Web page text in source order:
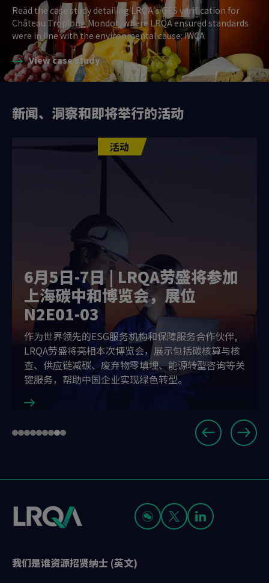
Read the case study detailing LRQA's GES verification for
Château Troplong Mondot, where LRQA ensured standards
were in line with the environmental cause: IWCA
View case study
新闻、洞察和即将举行的活动
6月5日-7日 | LRQA劳盛将参加
上海碳中和博览会，展位
N2E01-03
活动
作为世界领先的ESG服务机构和保障服务合作伙伴,
LRQA劳盛将亮相本次博览会，展示包括碳核算与核
查、供应链减碳、废弃物零填埋、能源转型咨询等关
键服务，帮助中国企业实现绿色转型。
Slide
Go
1
Go
2
Go
3
Go
4
Go
5
Go
6
Go
7
Go
8
Go
9
我们是谁资源招贤纳士 (英文)